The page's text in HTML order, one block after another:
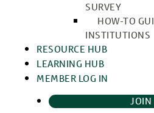
SURVEY
HOW-TO
INSTITUTIONS
RESOURCE HUB
LEARNING HUB
MEMBER LOG IN
JOIN